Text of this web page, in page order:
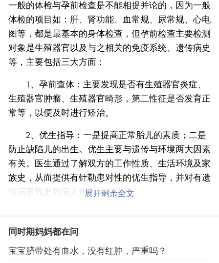
一般的体检与孕前检查是不能相提并论的，因为一般
体检的项目如：肝、肾功能、血常规、尿常规、心电
图等，都是最基本的身体检查，但孕前检查主要检测
对象是生殖器官以及与之相关的免疫系统、遗传病史
等，主要包括三大方面：
1、孕前查体：主要发现是否有生殖器官炎症、
生殖器官肿瘤、生殖器官畸形，第二性征是否发育正
常等，以便及时进行矫治。
2、优生指导：一是提高正常胎儿的素质；二是
防止缺陷儿的出生。优生主要与遗传与环境两大因素
有关。医生通过了解双方的工作性质、生活环境及家
族史，从而提供有针勒患对性的优生指导，并对有遗
传病家族史的病人作出风险估计。
产、葡萄胎、死胎、畸胎、早产、胎停育的人群，酌
方面的检查。
展开剩余全文
同时期妈妈都在问
宝宝脐带处有血水，没有红肿，严重吗？